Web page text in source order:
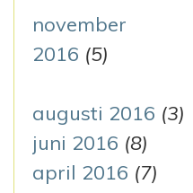
november
2016 (5)
augusti 2016 (3)
juni 2016 (8)
april 2016 (7)